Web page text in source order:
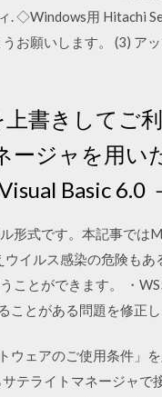
. ◇Windows用 Hitachi
お願いします。 (3) ア
書きしてご
ジャを用い
Basic 6.0
形式です。本記事では
イルス感染の危険も
ことができます。 ・
ことがある問題を修正
ウェアのご使用条件」
ライトマネージャで